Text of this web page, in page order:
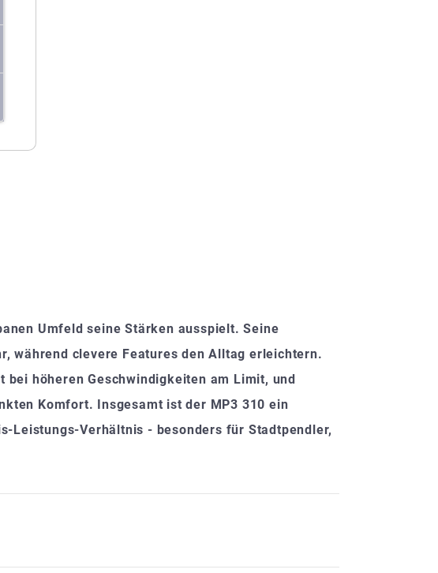
Umfeld seine Stärken ausspielt. Seine
während clevere Features den Alltag erleichtern.
höheren Geschwindigkeiten am Limit, und
Komfort. Insgesamt ist der MP3 310 ein
Leistungs-Verhältnis - besonders für Stadtpendler,